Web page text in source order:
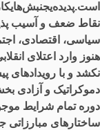
نقاط ضعف و آسیب
سیاسی، اقتصادی،
هنوز وارد اعتلای
نکشد و با رویدادهای
دموکراتیک و آزادی
دوره تمام شرایط
ساختارهای